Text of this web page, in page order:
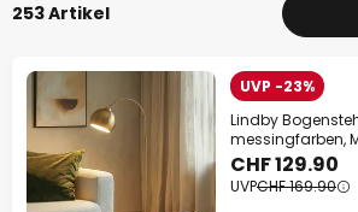
253 Artikel
UVP -23%
Lindby
messingfarben,
CHF 129.90
UVPCHF 169.90
*Ausgenommene Hersteller